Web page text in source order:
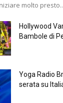
molto
Hollywood
Bambole di
Yoga Radio
serata su